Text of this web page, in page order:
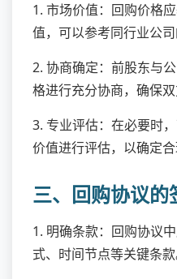
1. 市场价值：回购价格
值，可以参考同行业公
2. 协商确定：前股东与
格进行充分协商，确保双
3. 专业评估：在必要时
价值进行评估，以确定合
三、回购协议的
1. 明确条款：回购协议
式、时间节点等关键条款